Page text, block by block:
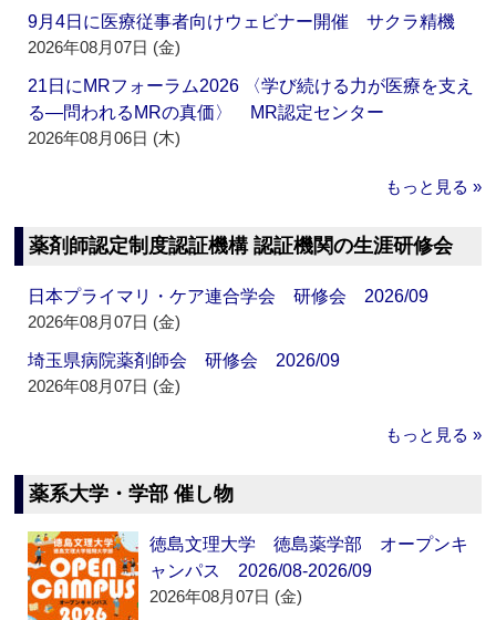
9月4日に医療従事者向けウェビナー開催 サクラ精機
2026年08月07日 (金)
21日にMRフォーラム2026 〈学び続ける力が医療を支え
る―問われるMRの真価〉 MR認定センター
2026年08月06日 (木)
もっと見る »
薬剤師認定制度認証機構 認証機関の生涯研修会
日本プライマリ・ケア連合学会 研修会 2026/09
2026年08月07日 (金)
埼玉県病院薬剤師会 研修会 2026/09
2026年08月07日 (金)
もっと見る »
薬系大学・学部 催し物
徳島文理大学 徳島薬学部 オープンキ
ャンパス 2026/08-2026/09
2026年08月07日 (金)